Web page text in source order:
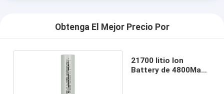
Obtenga El Mejor Precio Por
21700 litio Ion
Battery de 4800Mah